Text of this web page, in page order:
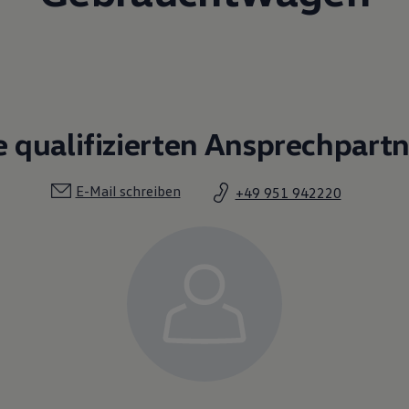
qualifizierten
E-Mail schreiben +49 951 942220